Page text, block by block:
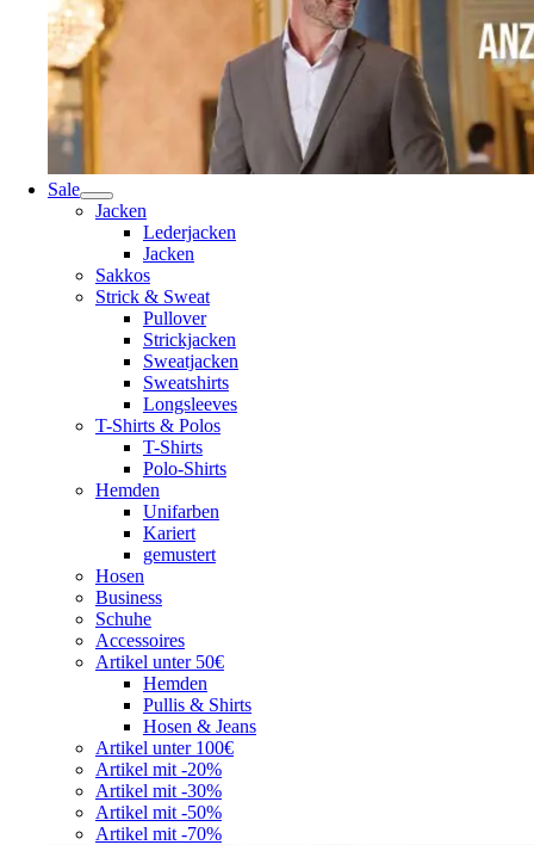
Sale
Jacken
Lederjacken
Jacken
Sakkos
Strick & Sweat
Pullover
Strickjacken
Sweatjacken
Sweatshirts
Longsleeves
T-Shirts & Polos
T-Shirts
Polo-Shirts
Hemden
Unifarben
Kariert
gemustert
Hosen
Business
Schuhe
Accessoires
Artikel unter 50€
Hemden
Pullis & Shirts
Hosen & Jeans
Artikel unter 100€
Artikel mit -20%
Artikel mit -30%
Artikel mit -50%
Artikel mit -70%